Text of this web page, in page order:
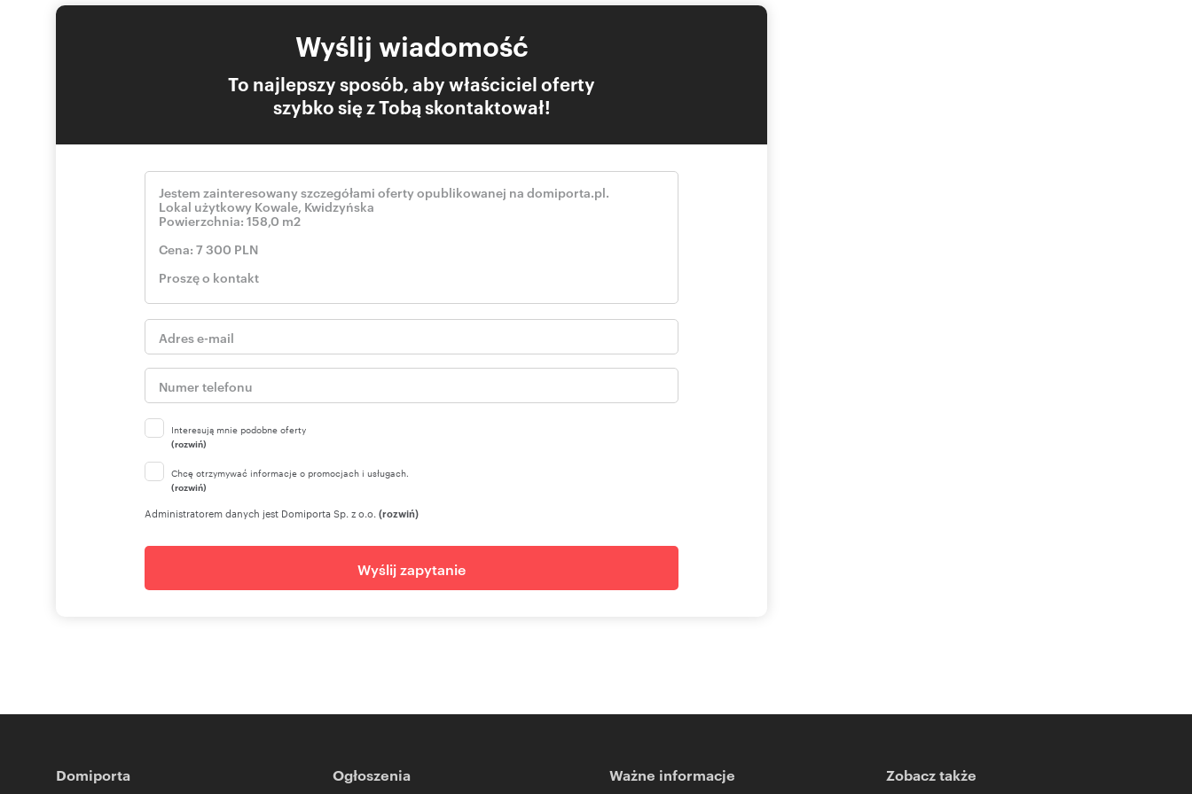
Wyślij wiadomość
To najlepszy sposób, aby właściciel oferty
szybko się z Tobą skontaktował!
Interesują mnie podobne oferty
(rozwiń)
Chcę otrzymywać informacje o promocjach i usługach.
(rozwiń)
Administratorem danych jest Domiporta Sp. z o.o. (rozwiń)
Wyślij zapytanie
Domiporta Ogłoszenia Ważne informacje Zobacz także